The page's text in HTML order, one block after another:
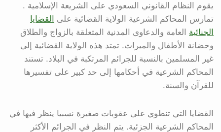
يقوم النظام القانوني السعودي على الشريعة الإسلامية .
تمارس المحاكم الشرعية الولاية القضائية على
القضايا
الجنائية العامة والدعاوى المدنية المتعلقة بالزواج والطلاق
وحضانة الأطفال والميراث. تمتد هذه الولاية القضائية إلى
غير المسلمين بالنسبة للجرائم المرتكبة في البلاد. تستند
المحاكم الشرعية في أحكامها إلى حد كبير على تفسيرها
للقرآن والسنة.
القضايا التي تنطوي على عقوبات صغيرة نسبيا ينظر فيها في
المحاكم الشرعية الجزئية. يتم النظر في الجرائم الأكثر